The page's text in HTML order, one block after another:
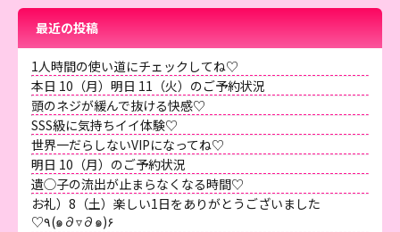
最近の投稿
1人時間の使い道にチェックしてね♡
本日 10（月）明日 11（火）のご予約状況
頭のネジが緩んで抜ける快感♡
SSS級に気持ちイイ体験♡
世界一だらしないVIPになってね♡
明日 10（月）のご予約状況
遺◯子の流出が止まらなくなる時間♡
お礼）8（土）楽しい1日をありがとうございました
♡٩(๑∂▿∂๑)۶